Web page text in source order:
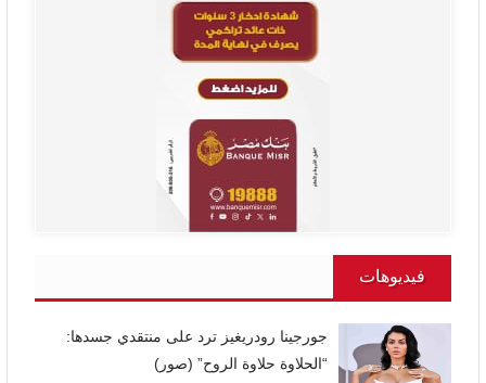
فيديوهات
جورجينا رودريغيز ترد على منتقدي جسدها:
“الحلاوة حلاوة الروح” (صور)